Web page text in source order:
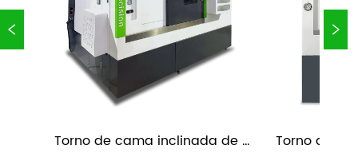
Torno de cama inclinada de
Torno de